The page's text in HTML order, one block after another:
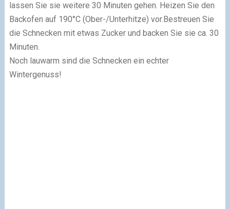
lassen Sie sie weitere 30 Minuten gehen. Heizen Sie den
Backofen auf 190°C (Ober-/Unterhitze) vor. Bestreuen Sie
die Schnecken mit etwas Zucker und backen Sie sie ca. 30
Minuten.
Noch lauwarm sind die Schnecken ein echter
Wintergenuss!